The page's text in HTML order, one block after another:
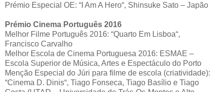
Prémio Especial OE: “I Am A Hero“, Shinsuke Sato – Japão
Prémio Cinema Português 2016
Melhor Filme Português 2016: “Quarto Em Lisboa“,
Francisco Carvalho
Melhor Escola de Cinema Portuguesa 2016: ESMAE –
Escola Superior de Música, Artes e Espectáculo do Porto
Menção Especial do Júri para filme de escola (criatividade):
“Cinema D. Dinis“, Tiago Fonseca, Tiago Basílio e Tiago